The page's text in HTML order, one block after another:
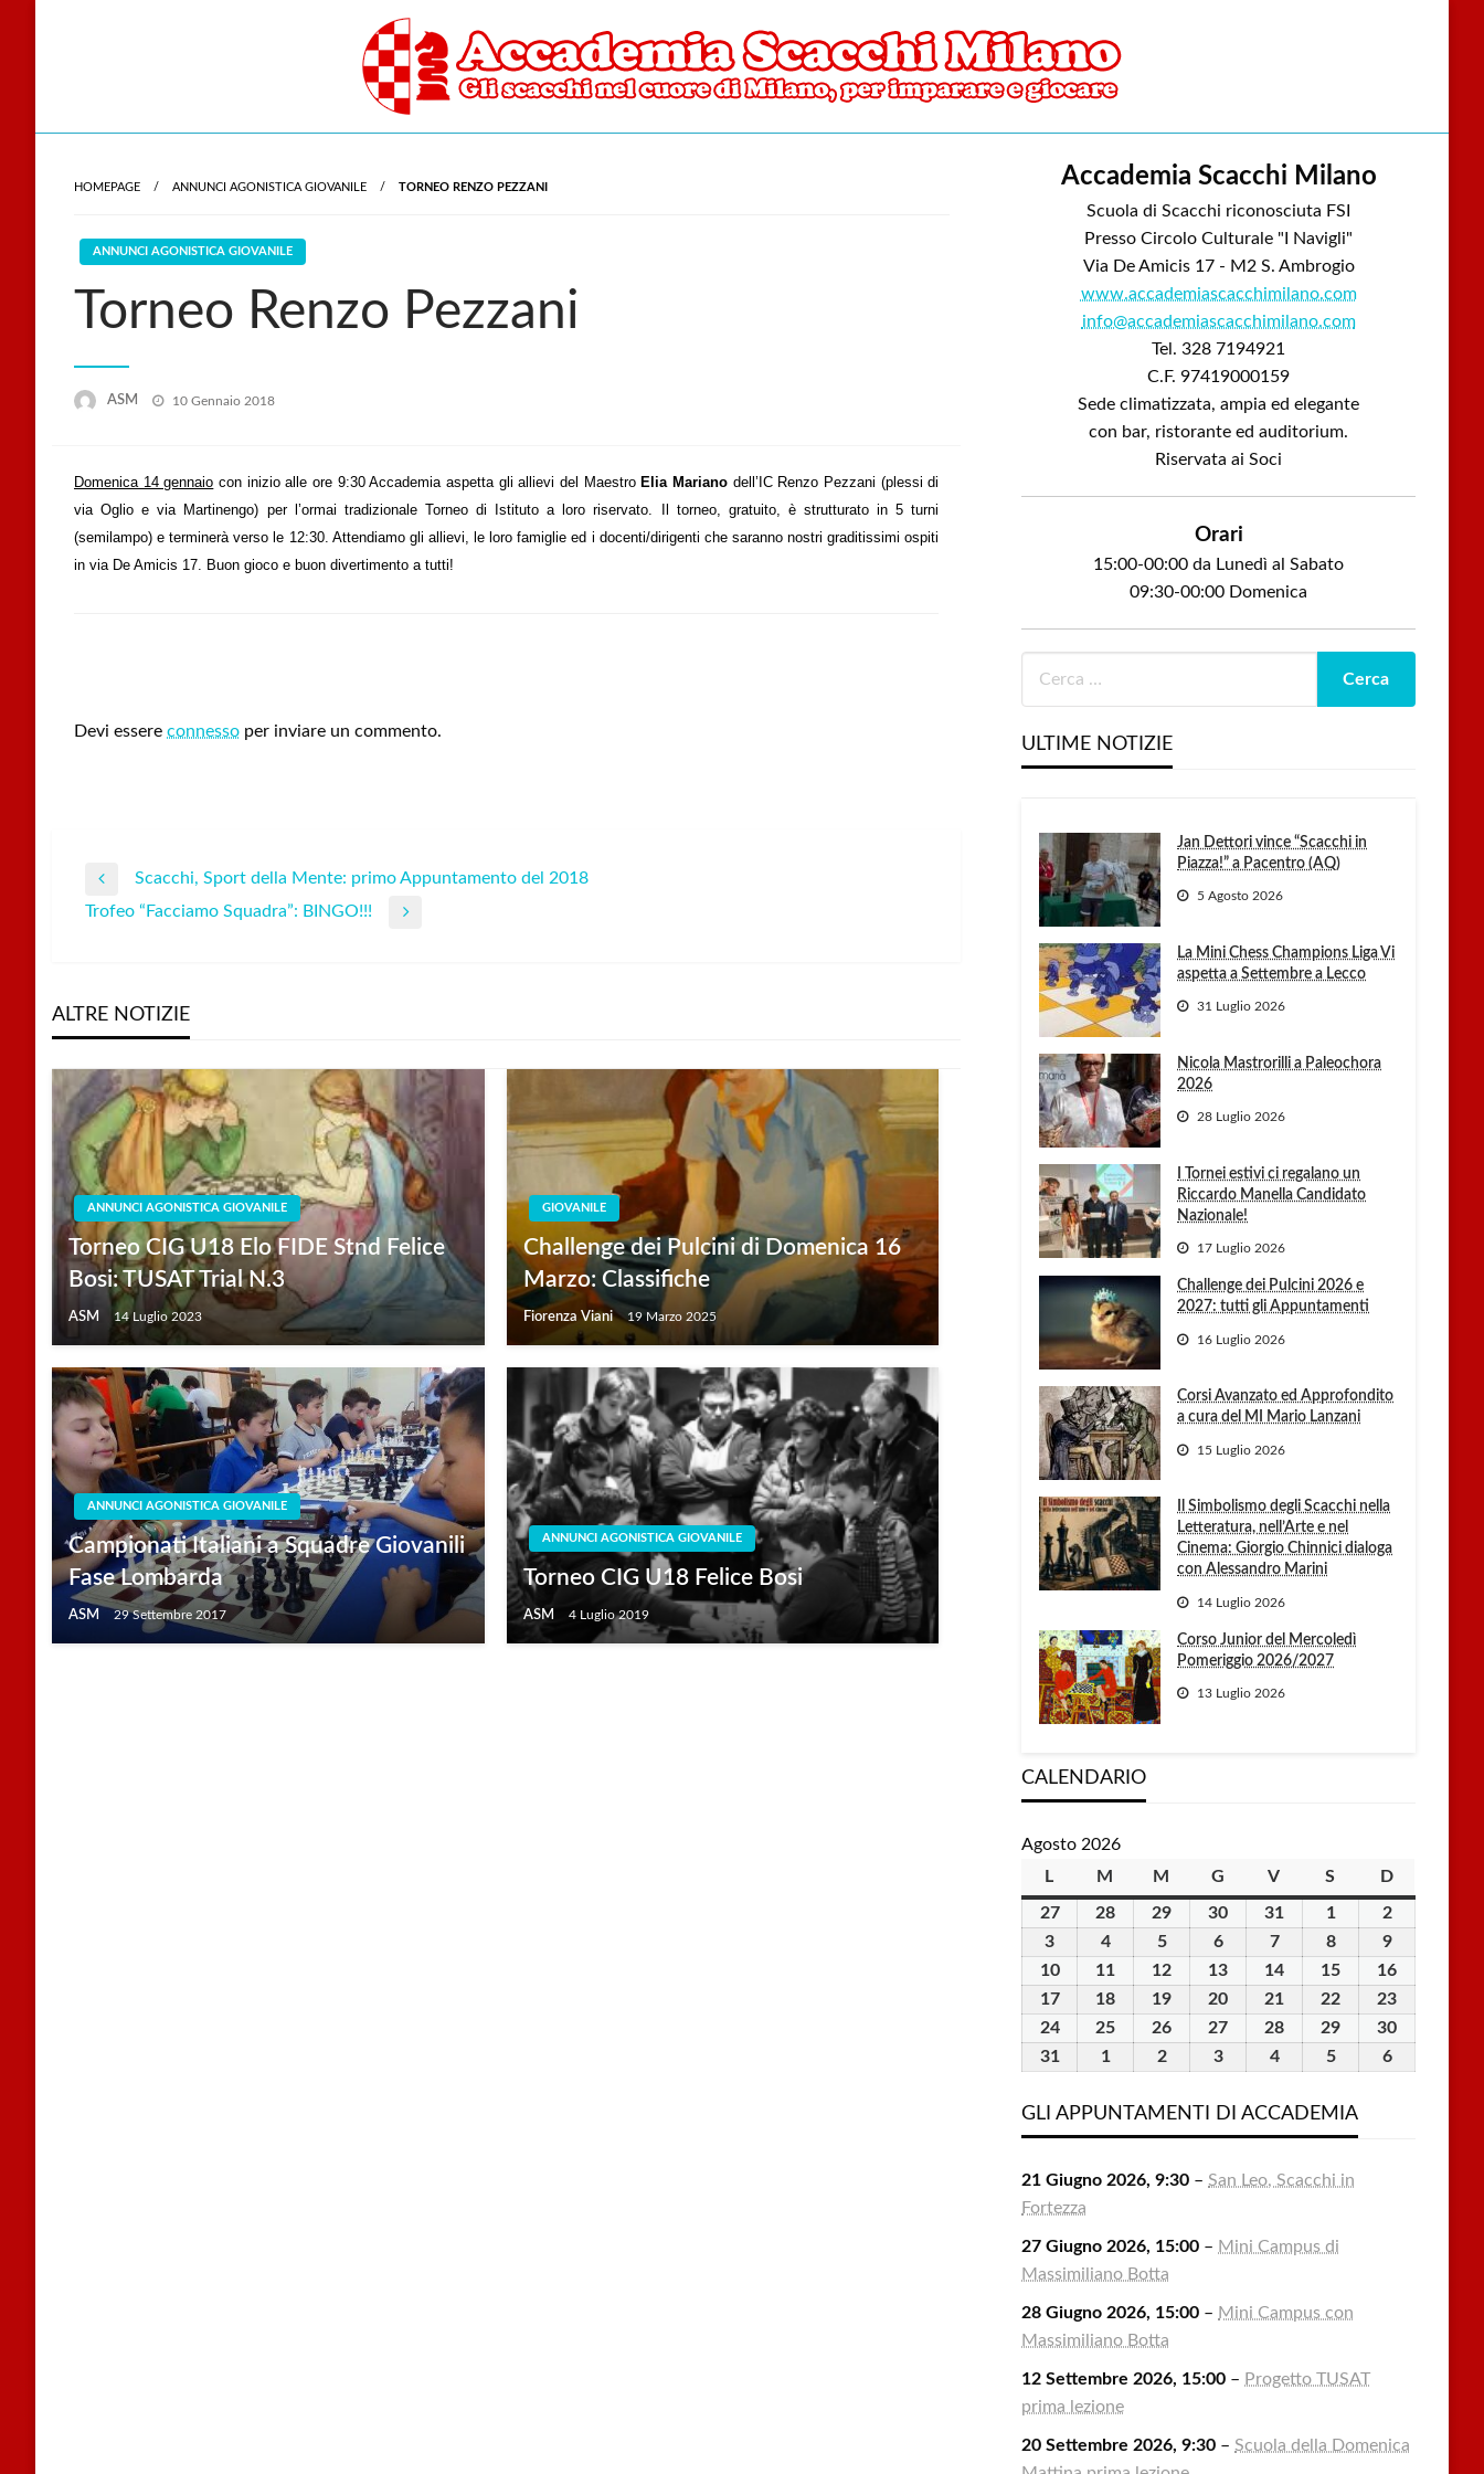
Gli scacchi nel cuore di Milano
HOMEPAGE ANNUNCI AGONISTICA GIOVANILE TORNEO RENZO PEZZANI
ANNUNCI AGONISTICA GIOVANILE
Torneo Renzo Pezzani
ASM
Posted
10 Gennaio 2018
Domenica 14 gennaio con inizio alle ore 9:30 Accademia aspetta gli allievi del Maestro Elia Mariano dell’IC Renzo Pezzani (plessi di
via Oglio e via Martinengo) per l’ormai tradizionale Torneo di Istituto a loro riservato. Il torneo, gratuito, è strutturato in 5 turni
(semilampo) e terminerà verso le 12:30. Attendiamo gli allievi, le loro famiglie ed i docenti/dirigenti che saranno nostri graditissimi ospiti
in via De Amicis 17. Buon gioco e buon divertimento a tutti!
Devi essere connesso per inviare un commento.
Navigazione
Post
Scacchi, Sport della Mente: primo Appuntamento del 2018
Trofeo “Facciamo Squadra”: BINGO!!!
ALTRE NOTIZIE
ANNUNCI AGONISTICA GIOVANILE
Torneo CIG U18 Elo FIDE Stnd Felice
Bosi: TUSAT Trial N.3
ASM 14 Luglio 2023
GIOVANILE
Challenge dei Pulcini di Domenica 16
Marzo: Classifiche
Fiorenza Viani 19 Marzo 2025
ANNUNCI AGONISTICA GIOVANILE
Campionati Italiani a Squadre Giovanili
Fase Lombarda
ASM 29 Settembre 2017
ANNUNCI AGONISTICA GIOVANILE
Torneo CIG U18 Felice Bosi
ASM 4 Luglio 2019
Accademia Scacchi Milano
Scuola di Scacchi riconosciuta FSI
Presso Circolo Culturale "I Navigli"
Via De Amicis 17 - M2 S. Ambrogio
www.accademiascacchimilano.com
info@accademiascacchimilano.com
Tel. 328 7194921
C.F. 97419000159
Sede climatizzata, ampia ed elegante
con bar, ristorante ed auditorium.
Riservata ai Soci
Orari
15:00-00:00 da Lunedì al Sabato
09:30-00:00 Domenica
ULTIME NOTIZIE
Jan Dettori vince “Scacchi in
Piazza!” a Pacentro (AQ)
5 Agosto 2026
La Mini Chess Champions Liga Vi
aspetta a Settembre a Lecco
31 Luglio 2026
Nicola Mastrorilli a Paleochora
2026
28 Luglio 2026
I Tornei estivi ci regalano un
Riccardo Manella Candidato
Nazionale!
17 Luglio 2026
Challenge dei Pulcini 2026 e
2027: tutti gli Appuntamenti
16 Luglio 2026
Corsi Avanzato ed Approfondito
a cura del MI Mario Lanzani
15 Luglio 2026
Il Simbolismo degli Scacchi nella
Letteratura, nell’Arte e nel
Cinema: Giorgio Chinnici dialoga
con Alessandro Marini
14 Luglio 2026
Corso Junior del Mercoledì
Pomeriggio 2026/2027
13 Luglio 2026
CALENDARIO
Agosto 2026
L lunedìM martedì
M mercoledì
G giovedì
V venerdì
S sabatoDdomenica
2727
Luglio
2026
28
Luglio
2026
29
Luglio
2026
30
Luglio
2026
31
Luglio
2026
11
Agosto
2026
22
Agosto
2026
3
Agosto
2026
44
Agosto
2026
55
Agosto
2026
66
Agosto
2026
77
Agosto
2026
88
Agosto
2026
99
Agosto
2026
1010
Agosto
2026
11
Agosto
2026
12
Agosto
2026
13
Agosto
2026
14
Agosto
2026
15
Agosto
2026
16
1717
Agosto
18
Agosto
19
Agosto
20
Agosto
21
Agosto
22
Agosto
23
2424
Agosto
25
Agosto
26
Agosto
27
Agosto
28
Agosto
29
Agosto
30
3131
2026
11
2026
22
2026
33
2026
44
2026
55
2026
66
GLI APPUNTAMENTI DI ACCADEMIA
21 Giugno 2026, 9:30 –San Leo, Scacchi in
Fortezza
27 Giugno 2026, 15:00 – Mini Campus di
Massimiliano Botta
28 Giugno 2026, 15:00 – Mini Campus con
Massimiliano Botta
12 Settembre 2026, 15:00 – Progetto TUSAT
prima lezione
20 Settembre 2026, 9:30 –Scuola della Domenica